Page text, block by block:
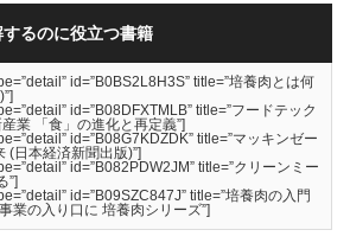
るのに役立つ書籍
id=”B0BS2L8H3S” title=”培養肉とは何
id=”B08DFXTMLB” title=”フードテック
業 「食」の進化と再定義”]
id=”B08G7KDZDK” title=”マッキンゼー
(日本経済新聞出版)”]
id=”B082PDW2JM” title=”クリーンミー
”]
id=”B09SZC847J” title=”培養肉の入門
業の入り口に 培養肉シリーズ”]